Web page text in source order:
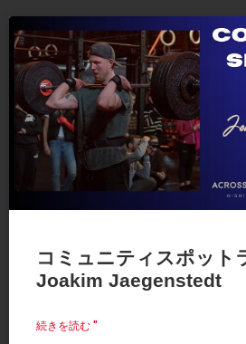
コミュニティスポット
Joakim Jaegenstedt
続きを読む "